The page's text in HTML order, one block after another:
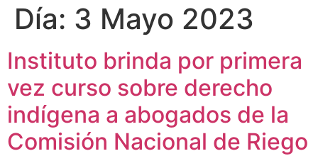
Día: 3 Mayo 2023
Instituto brinda por primera
vez curso sobre derecho
indígena a abogados de la
Comisión Nacional de Riego